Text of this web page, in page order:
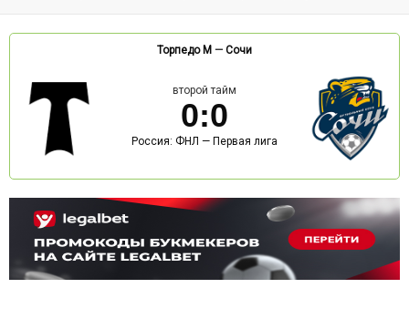
Торпедо М — Сочи
второй тайм
0:0
Россия: ФНЛ — Первая лига